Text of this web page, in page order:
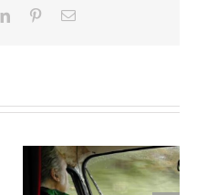
LinkedInPinterest
E-